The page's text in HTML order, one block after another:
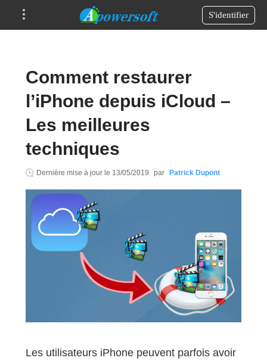
S'identifier
Comment restaurer
l’iPhone depuis iCloud –
Les meilleures
techniques
Dernière mise à jour le 13/05/2019 par Patrick Dupont
Les utilisateurs iPhone peuvent parfois avoir